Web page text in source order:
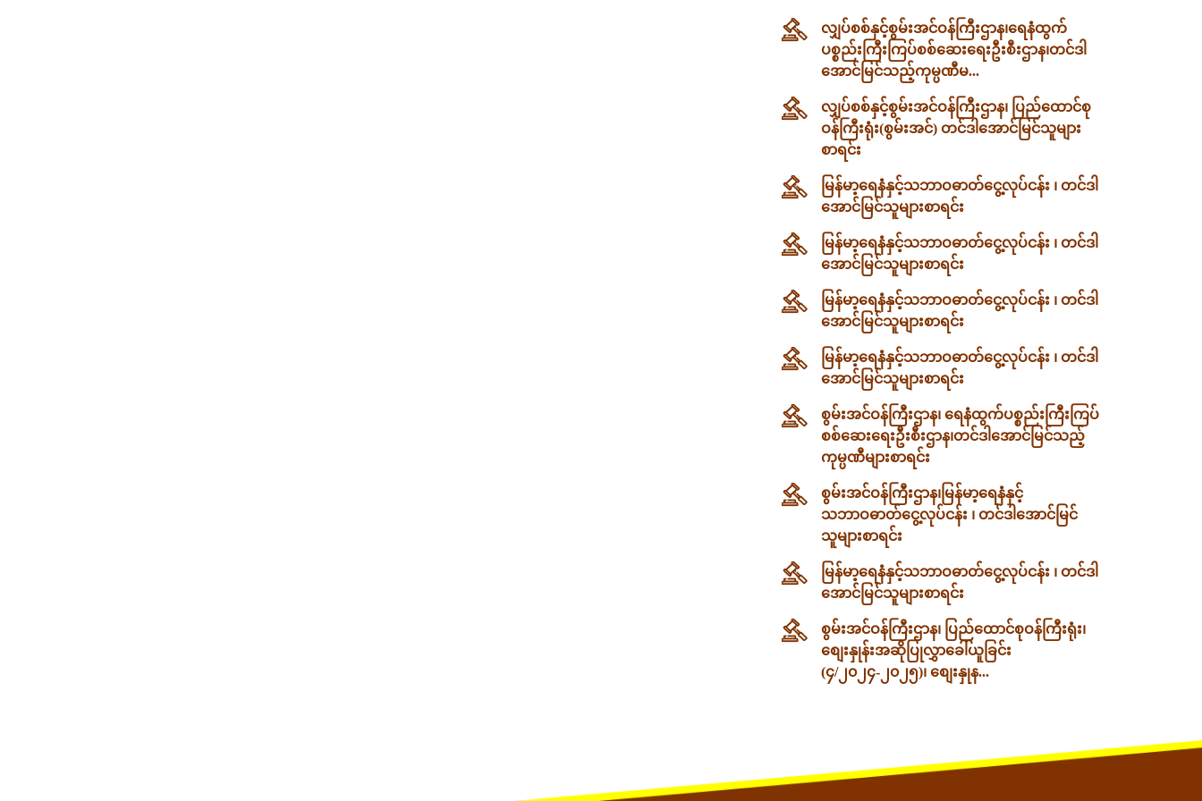
လျှပ်စစ်နှင့်စွမ်းအင်ဝန်ကြီးဌာန၊‌ရေနံထွက်
ပစ္စည်းကြီးကြပ်စစ်ဆေးရေးဦးစီးဌာန၊တင်ဒါ
အောင်မြင်သည့်ကုမ္ပဏီမ...
လျှပ်စစ်နှင့်စွမ်းအင်ဝန်ကြီးဌာန၊ ပြည်ထောင်စု
ဝန်ကြီးရုံး(စွမ်းအင်) တင်ဒါအောင်မြင်သူများ
စာရင်း
မြန်မာ့ရေနံနှင့်သဘာဝဓာတ်ငွေ့လုပ်ငန်း ၊ တင်ဒါ
အောင်မြင်သူများစာရင်း
မြန်မာ့ရေနံနှင့်သဘာဝဓာတ်ငွေ့လုပ်ငန်း ၊ တင်ဒါ
အောင်မြင်သူများစာရင်း
မြန်မာ့ရေနံနှင့်သဘာဝဓာတ်ငွေ့လုပ်ငန်း ၊ တင်ဒါ
အောင်မြင်သူများစာရင်း
မြန်မာ့ရေနံနှင့်သဘာဝဓာတ်ငွေ့လုပ်ငန်း ၊ တင်ဒါ
အောင်မြင်သူများစာရင်း
စွမ်းအင်ဝန်ကြီးဌာန၊ ရေနံထွက်ပစ္စည်းကြီးကြပ်
စစ်ဆေးရေးဦးစီးဌာန၊တင်ဒါအောင်မြင်သည့်
ကုမ္ပဏီများစာရင်း
စွမ်းအင်ဝန်ကြီးဌာန၊မြန်မာ့ရေနံနှင့်
သဘာဝဓာတ်ငွေ့လုပ်ငန်း ၊ တင်ဒါအောင်မြင်
သူများစာရင်း
မြန်မာ့ရေနံနှင့်သဘာဝဓာတ်ငွေ့လုပ်ငန်း ၊ တင်ဒါ
အောင်မြင်သူများစာရင်း
စွမ်းအင်ဝန်ကြီးဌာန၊ ပြည်ထောင်စုဝန်ကြီးရုံး၊
စျေးနှုန်းအဆိုပြုလွှာခေါ်ယူခြင်း
(၄/၂၀၂၄-၂၀၂၅)၊ စျေးနှုန...